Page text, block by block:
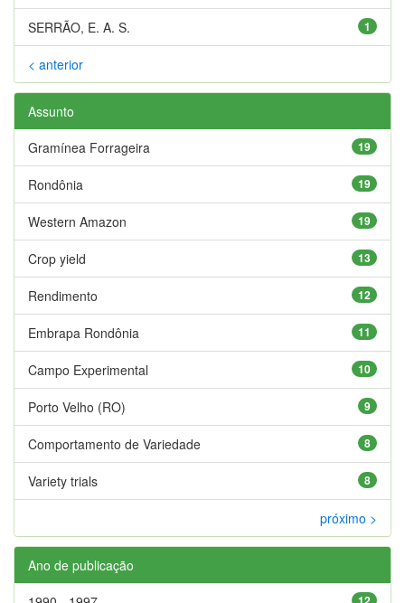
1
SERRÃO, E. A. S.
< anterior
Assunto
19
Gramínea Forrageira
19
Rondônia
19
Western Amazon
13
Crop yield
12
Rendimento
11
Embrapa Rondônia
10
Campo Experimental
9
Porto Velho (RO)
8
Comportamento de Variedade
8
Variety trials
próximo >
Ano de publicação